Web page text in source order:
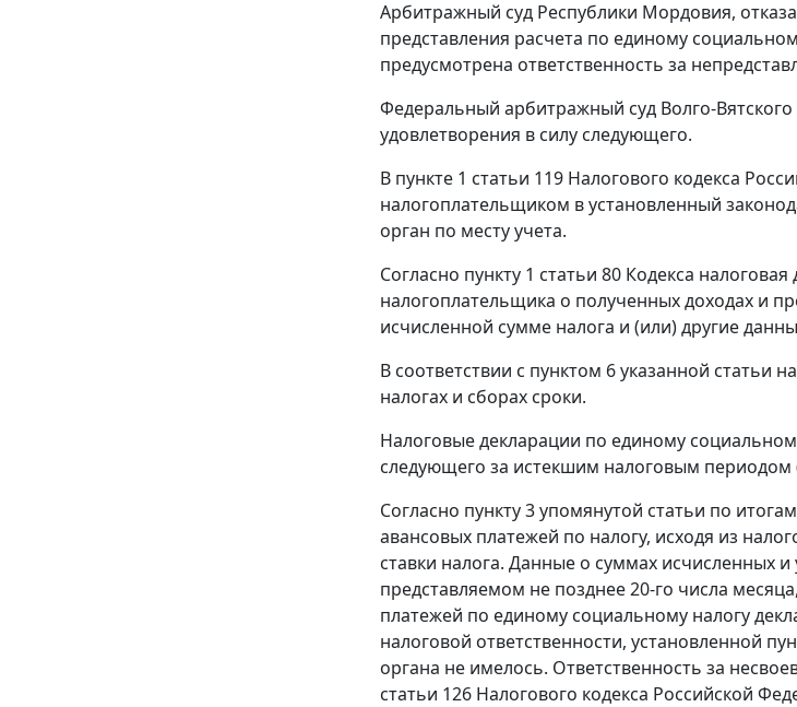
Арбитражный суд Республики Мордовия,
представления расчета по единому
предусмотрена ответственность за
Федеральный арбитражный суд Волго-
удовлетворения в силу следующего.
В пункте 1 статьи 119 Налогового кодекса
налогоплательщиком в установленный
орган по месту учета.
Согласно пункту 1 статьи 80 Кодекса
налогоплательщика о полученных доходах и
исчисленной сумме налога и (или) другие
В соответствии с пунктом 6указанной статьи
налогах и сборах сроки.
Налоговые декларации по единому
следующего за истекшим налоговым периодом
Согласно пункту 3упомянутой статьи по
авансовых платежей по налогу, исходя из
ставки налога. Данные о суммах исчисленных
представляемом не позднее 20-го числа
платежей по единому социальному налогу
налоговой ответственности, установленной
органа не имелось. Ответственность за
статьи 126 Налогового кодекса Российской